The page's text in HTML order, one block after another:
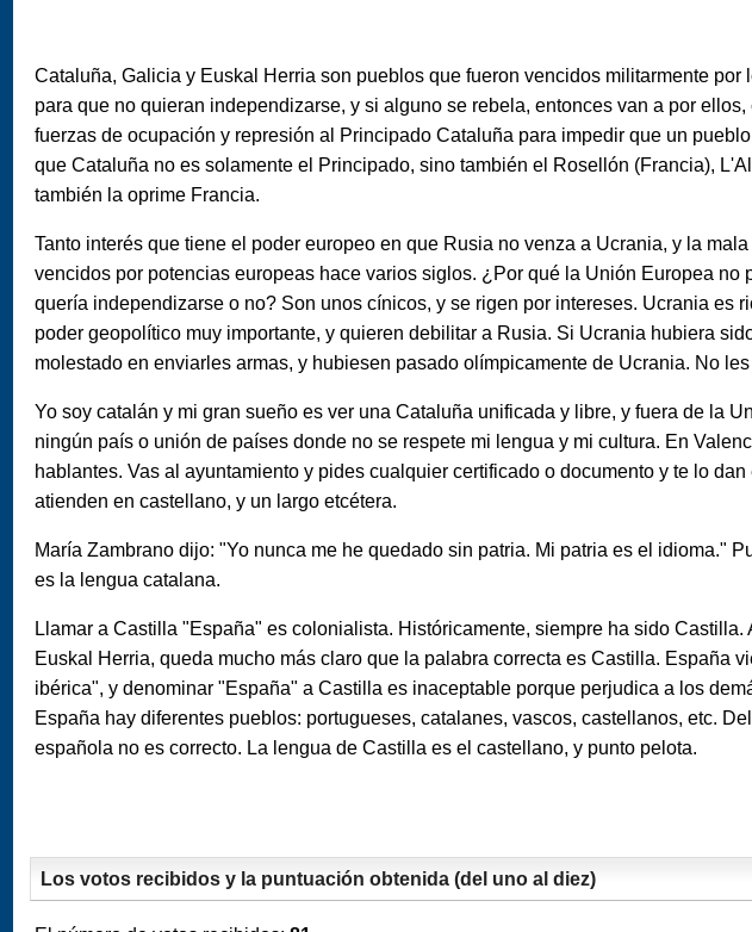
Cataluña, Galicia y Euskal Herria son pueblos que fueron vencidos militarmente
para que no quieran independizarse, y si alguno se rebela, entonces van a por
fuerzas de ocupación y represión al Principado Cataluña para impedir que un
que Cataluña no es solamente el Principado, sino también el Rosellón (Francia),
también la oprime Francia.
Tanto interés que tiene el poder europeo en que Rusia no venza a Ucrania, y la
vencidos por potencias europeas hace varios siglos. ¿Por qué la Unión Europea no
quería independizarse o no? Son unos cínicos, y se rigen por intereses. Ucrania es
poder geopolítico muy importante, y quieren debilitar a Rusia. Si Ucrania hubiera
molestado en enviarles armas, y hubiesen pasado olímpicamente de Ucrania. No
Yo soy catalán y mi gran sueño es ver una Cataluña unificada y libre, y fuera de la
ningún país o unión de países donde no se respete mi lengua y mi cultura. En
hablantes. Vas al ayuntamiento y pides cualquier certificado o documento y te lo
atienden en castellano, y un largo etcétera.
María Zambrano dijo: "Yo nunca me he quedado sin patria. Mi patria es el idioma."
es la lengua catalana.
Llamar a Castilla "España" es colonialista. Históricamente, siempre ha sido
Euskal Herria, queda mucho más claro que la palabra correcta es Castilla. España
ibérica", y denominar "España" a Castilla es inaceptable porque perjudica a los
España hay diferentes pueblos: portugueses, catalanes, vascos, castellanos, etc.
española no es correcto. La lengua de Castilla es el castellano, y punto pelota.
Los votos recibidos y la puntuación obtenida (del uno al diez)